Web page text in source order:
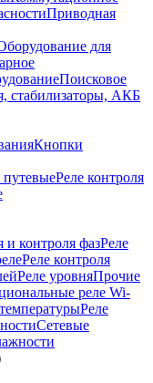
Приводная
для
Поисковое
стабилизаторы, АКБ
Кнопки
Реле контроля
и контроля фазРеле
Реле контроля
Реле уровняПрочие
реле Wi-
Реле
Сетевые